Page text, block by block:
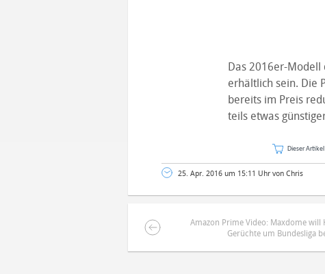
Das 2016er-Modell
erhältlich sein. Die
bereits im Preis
teils etwas
Dieser
25. Apr. 2016 um 15:11 Uhr von Chris
Amazon Prime Video: Maxdome will
Gerüchte um Bundesliga